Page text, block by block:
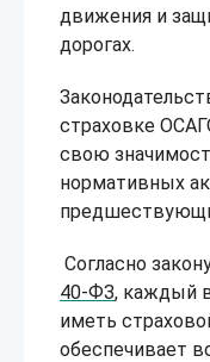
движения и
дорогах.
страховке
свою
нормативных
Согласно
40-ФЗ, каждый
иметь
обеспечивает